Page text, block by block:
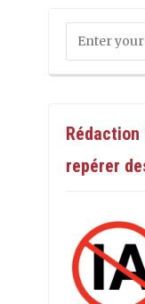
Rédaction
repérer